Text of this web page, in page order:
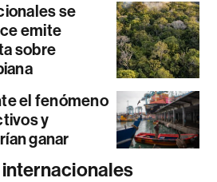
se
emite
sobre
el fenómeno
y
ganar